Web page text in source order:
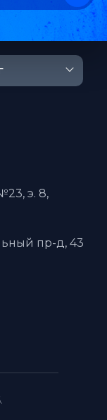
э. 8,
пр-д, 43